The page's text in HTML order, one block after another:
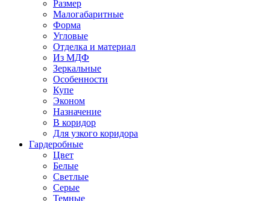
Размер
Малогабаритные
Форма
Угловые
Отделка и материал
Из МДФ
Зеркальные
Особенности
Купе
Эконом
Назначение
В коридор
Для узкого коридора
Гардеробные
Цвет
Белые
Светлые
Серые
Темные